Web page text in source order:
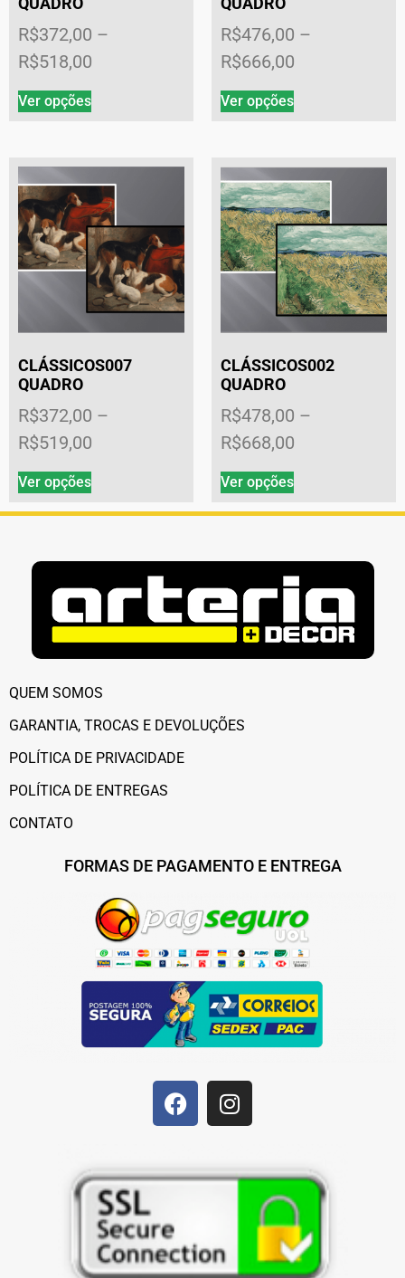
R$372,00 –
R$518,00
Ver opções
R$476,00 –
R$666,00
Ver opções
CLÁSSICOS007
QUADRO
R$372,00 –
R$519,00
Ver opções
CLÁSSICOS002
QUADRO
R$478,00 –
R$668,00
Ver opções
QUEM SOMOS
GARANTIA, TROCAS E DEVOLUÇÕES
POLÍTICA DE PRIVACIDADE
POLÍTICA DE ENTREGAS
CONTATO
FORMAS DE PAGAMENTO E ENTREGA